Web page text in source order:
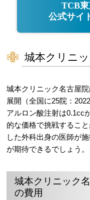
TCB
公式サイ
城本クリニ
城本クリニック名古屋
展開（全国に25院：
アルロン酸注射は0.1cc
的な価格で挑戦するこ
した外科出身の医師が
が期待できるでしょう。
城本クリニック
の費用